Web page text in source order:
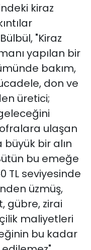
kiraz
"Kiraz
yapılan bir
bakım,
don ve
üretici;
ulaşan
büyük bir alın
bu emeğe
TL seviyesinde
üzmüş,
gübre, zirai
maliyetleri
bu kadar